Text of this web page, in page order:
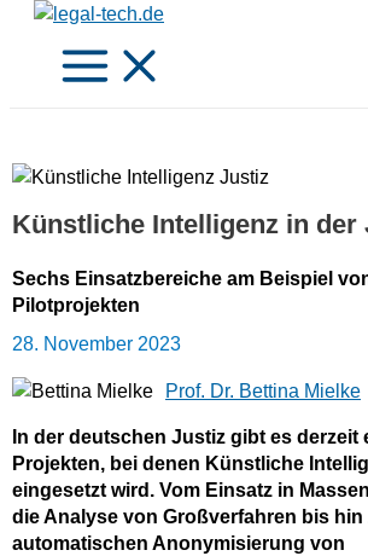
Zum
springen
Künstliche Intelligenz in der
Sechs Einsatzbereiche am Beispiel
Pilotprojekten
28. November 2023
Prof. Dr. Bettina Mielke
In der deutschen Justiz gibt es derzeit
Projekten, bei denen Künstliche
eingesetzt wird. Vom Einsatz in
die Analyse von Großverfahren bis hin
automatischen Anonymisierung von